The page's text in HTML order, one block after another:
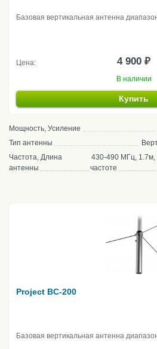
Базовая вертикальная антенна
Цена: 4 900 ₽
В наличии
Купить
Мощность, Усиление
Тип антенны
Частота, Длина
антенны
430-490 МГц, 1.7м,
частоте
Project BC-200
Базовая вертикальная антенна